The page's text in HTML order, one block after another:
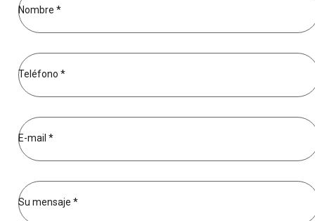
Nombre *
Teléfono *
E-mail *
Su mensaje *